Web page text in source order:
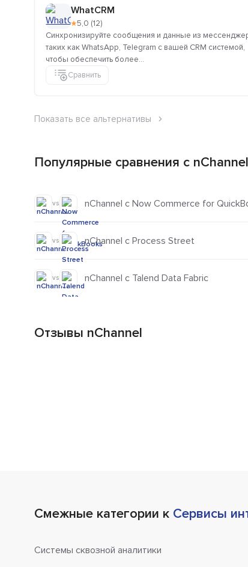
WhatCRM
★5,0 (12)
Синхронизируйте сообщения и данные из
таких как WhatsApp, Telegram с вашей CRM системой,
чтобы обеспечить более...
Сравнить
Показать все альтернативы
Популярные сравнения с nChannel
vs nChannel с Now Commerce for
vs nChannel с Process Street
vs nChannel с Talend Data Fabric
Отзывы nChannel
Смежные категории к Сервисы
Системы сквозной аналитики